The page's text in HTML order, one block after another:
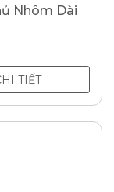
Nhôm Dài
TIẾT